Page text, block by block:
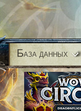
База данных